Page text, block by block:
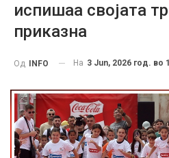
испишаа својата
приказна
Од INFO На 3 Jun, 2026 год. во